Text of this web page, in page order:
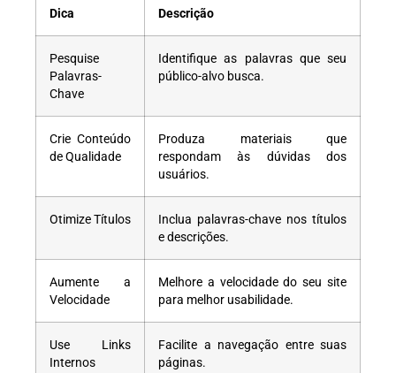
Dica Descrição
Pesquise
Palavras-
Chave
Identifique as palavras que seu
público-alvo busca.
Crie Conteúdo
de Qualidade
Produza materiais que
respondam às dúvidas dos
usuários.
Otimize Títulos
Inclua palavras-chave nos títulos
e descrições.
Aumente a
Velocidade
Melhore a velocidade do seu site
para melhor usabilidade.
Use Links
Internos
Facilite a navegação entre suas
páginas.